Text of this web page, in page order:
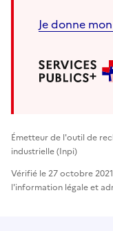
Je donne
Émetteur de l'outil de
industrielle (Inpi)
Vérifié le 27 octobre
l'information légale et